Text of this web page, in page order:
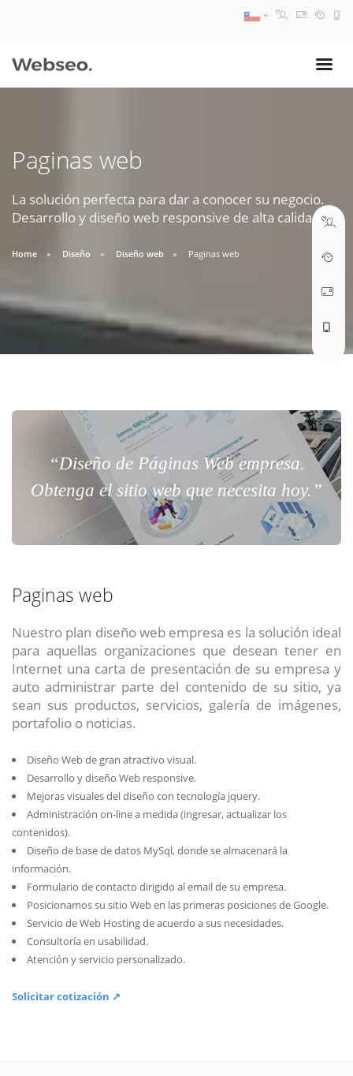
Paginas web
La solución perfecta para dar a conocer su negocio.
Desarrollo y diseño web responsive de alta calidad.
Home Diseño Diseño web Paginas web
“Diseño de Páginas Web empresa.
Obtenga el sitio web que necesita hoy.”
Paginas web
Nuestro plan diseño web empresa es la solución ideal
para aquellas organizaciones que desean tener en
Internet una carta de presentación de su empresa y
auto administrar parte del contenido de su sitio, ya
sean sus productos, servicios, galería de imágenes,
portafolio o noticias.
Diseño Web de gran atractivo visual.
Desarrollo y diseño Web responsive.
Mejoras visuales del diseño con tecnología jquery.
Administración on-line a medida (ingresar, actualizar los
contenidos).
Diseño de base de datos MySql, donde se almacenará la
información.
Formulario de contacto dirigido al email de su empresa.
Posicionamos su sitio Web en las primeras posiciones de Google.
Servicio de Web Hosting de acuerdo a sus necesidades.
Consultoría en usabilidad.
Atención y servicio personalizado.
Solicitar cotización ↗
09:30 AM A 18:30 PM
soporte@webseo.cl